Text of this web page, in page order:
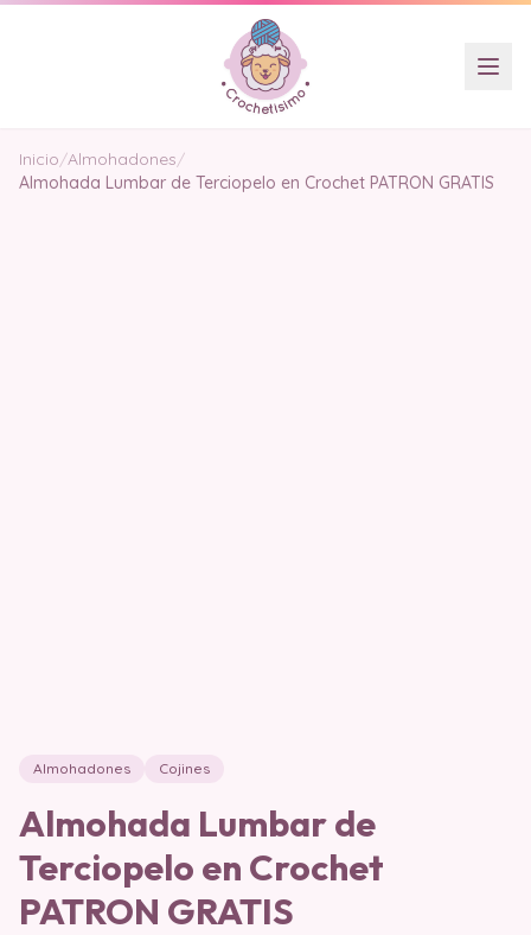
Inicio/Almohadones/
Almohada Lumbar de Terciopelo en Crochet PATRON GRATIS
Almohadones Cojines
Almohada Lumbar de
Terciopelo en Crochet
PATRON GRATIS